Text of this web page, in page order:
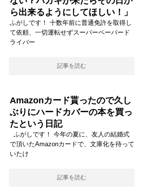
ら出来るようにしてほしい！」
ふがしです！ 十数年前に普通免許を取得し
て依頼、一切運転せずスーパーペーパード
ライバー
記事を読む
Amazonカード貰ったので久し
ぶりにハードカバーの本を買っ
たという日記
ふがしです！ 今年の夏に、友人の結婚式
で頂いたAmazonカードで、文庫化を待って
いたけ
記事を読む